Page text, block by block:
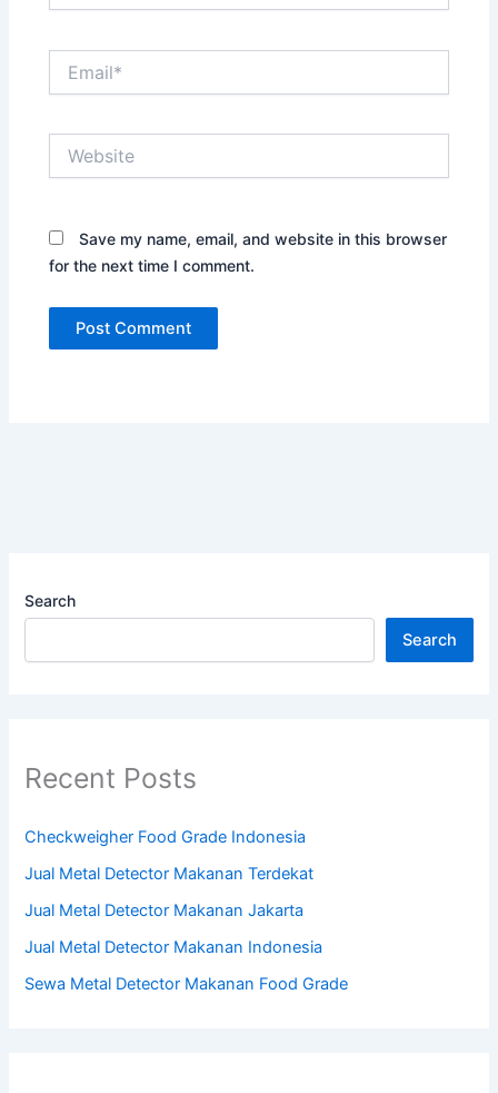
Save my name, email, and website in this browser
for the next time I comment.
Search
Search
Recent Posts
Checkweigher Food Grade Indonesia
Jual Metal Detector Makanan Terdekat
Jual Metal Detector Makanan Jakarta
Jual Metal Detector Makanan Indonesia
Sewa Metal Detector Makanan Food Grade